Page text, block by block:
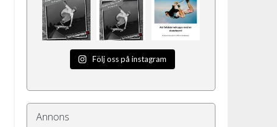
Följ oss på instagram
Annons